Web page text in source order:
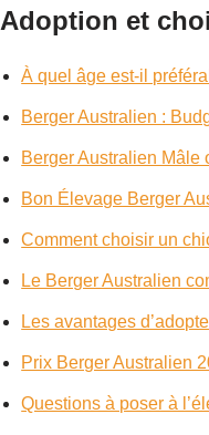
Adoption et
À quel âge est-il
Berger Australien :
Berger Australien
Bon Élevage Berger
Comment choisir un
Le Berger Australien
Les avantages
Prix Berger Australien
Questions à poser à